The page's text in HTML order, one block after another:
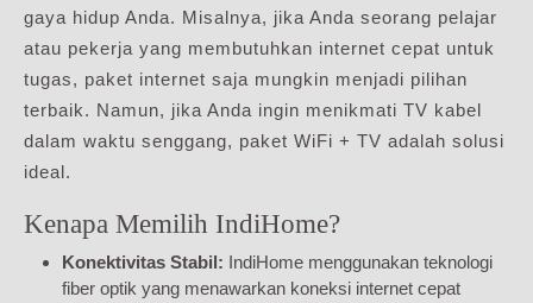
gaya hidup Anda. Misalnya, jika Anda seorang pelajar
atau pekerja yang membutuhkan internet cepat untuk
tugas, paket internet saja mungkin menjadi pilihan
terbaik. Namun, jika Anda ingin menikmati TV kabel
dalam waktu senggang, paket WiFi + TV adalah solusi
ideal.
Kenapa Memilih IndiHome?
Konektivitas Stabil: IndiHome menggunakan teknologi
fiber optik yang menawarkan koneksi internet cepat